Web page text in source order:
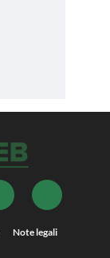
Note legali